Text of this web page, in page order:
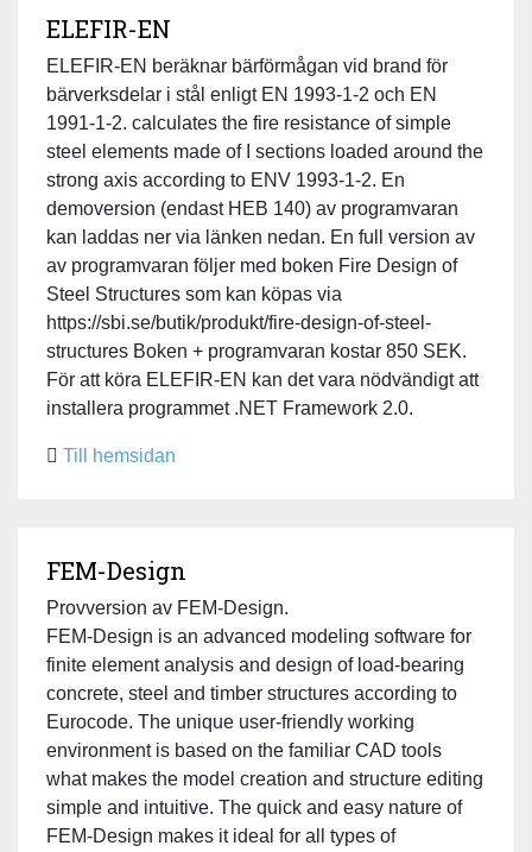
ELEFIR-EN
ELEFIR-EN beräknar bärförmågan vid brand för
bärverksdelar i stål enligt EN 1993-1-2 och EN
1991-1-2. calculates the fire resistance of simple
steel elements made of I sections loaded around the
strong axis according to ENV 1993-1-2. En
demoversion (endast HEB 140) av programvaran
kan laddas ner via länken nedan. En full version av
av programvaran följer med boken Fire Design of
Steel Structures som kan köpas via
https://sbi.se/butik/produkt/fire-design-of-steel-
structures Boken + programvaran kostar 850 SEK.
För att köra ELEFIR-EN kan det vara nödvändigt att
installera programmet .NET Framework 2.0.
Till hemsidan
FEM-Design
Provversion av FEM-Design.
FEM-Design is an advanced modeling software for
finite element analysis and design of load-bearing
concrete, steel and timber structures according to
Eurocode. The unique user-friendly working
environment is based on the familiar CAD tools
what makes the model creation and structure editing
simple and intuitive. The quick and easy nature of
FEM-Design makes it ideal for all types of